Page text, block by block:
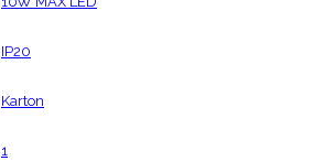
IP20
Karton
1